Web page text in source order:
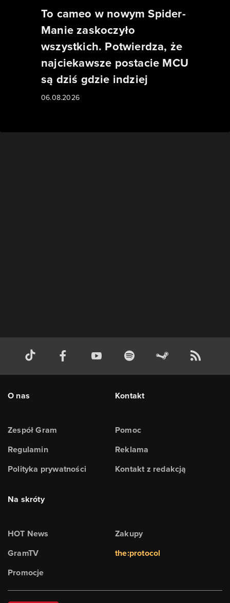
To cameo w nowym Spider-
Manie zaskoczyło
wszystkich. Potwierdza, że
najciekawsze postacie MCU
są dziś gdzie indziej
06.08.2026
O nas
Zespół Gram
Regulamin
Polityka prywatności
Kontakt
Pomoc
Reklama
Kontakt z redakcją
Na skróty
HOT News
GramTV
Promocje
Zakupy
the:protocol